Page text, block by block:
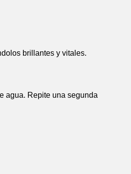
brillantes y vitales.
agua. Repite una segunda